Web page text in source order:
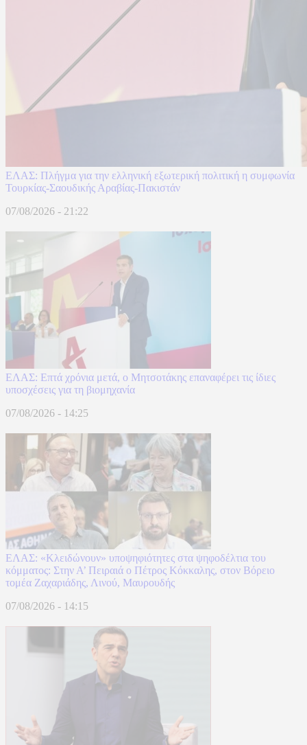
ΕΛΑΣ: Πλήγμα για την ελληνική εξωτερική πολιτική η συμφωνία
Τουρκίας-Σαουδικής Αραβίας-Πακιστάν
07/08/2026 - 21:22
ΕΛΑΣ: Επτά χρόνια μετά, ο Μητσοτάκης επαναφέρει τις ίδιες
υποσχέσεις για τη βιομηχανία
07/08/2026 - 14:25
ΕΛΑΣ: «Κλειδώνουν» υποψηφιότητες στα ψηφοδέλτια του
κόμματος: Στην Α’ Πειραιά ο Πέτρος Κόκκαλης, στον Βόρειο
τομέα Ζαχαριάδης, Λινού, Μαυρουδής
07/08/2026 - 14:15